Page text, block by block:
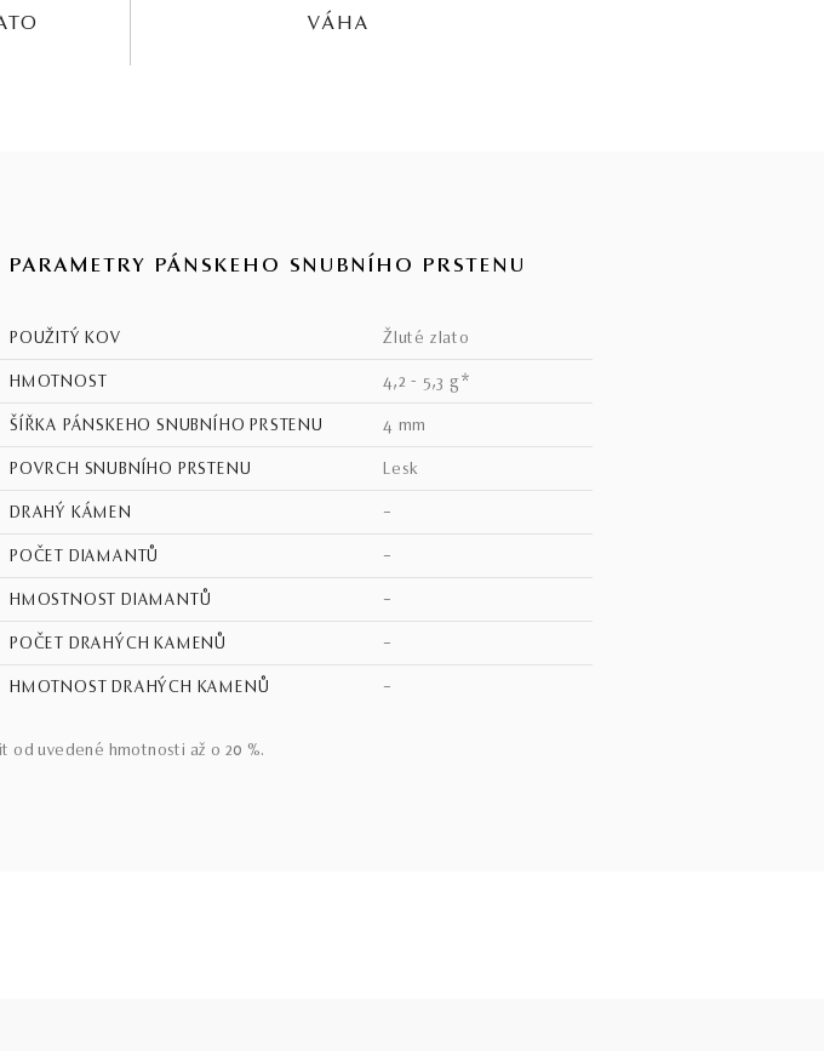
VÁHA
PARAMETRY PÁNSKEHO SNUBNÍHO PRSTENU
POUŽITÝ KOV žluté zlato
HMOTNOST 4,2 - 5,3 g*
ŠÍŘKA PÁNSKEHO SNUBNÍHO PRSTENU 4 mm
POVRCH SNUBNÍHO PRSTENU lesk
DRAHÝ KÁMEN –
POČET DIAMANTŮ –
HMOSTNOST DIAMANTŮ –
POČET DRAHÝCH KAMENŮ –
HMOTNOST DRAHÝCH KAMENŮ –
od uvedené hmotnosti až o 20 %.